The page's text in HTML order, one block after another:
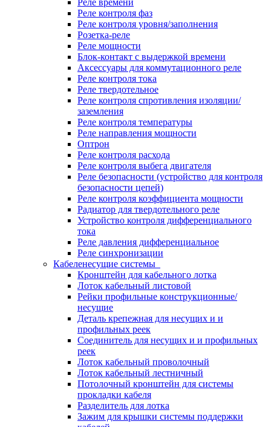
Реле времени
Реле контроля фаз
Реле контроля уровня/заполнения
Розетка-реле
Реле мощности
Блок-контакт с выдержкой времени
Аксессуары для коммутационного реле
Реле контроля тока
Реле твердотельное
Реле контроля спротивления изоляции/
заземления
Реле контроля температуры
Реле направления мощности
Оптрон
Реле контроля расхода
Реле контроля выбега двигателя
Реле безопасности (устройство для контроля
безопасности цепей)
Реле контроля коэффициента мощности
Радиатор для твердотельного реле
Устройство контроля дифференциального
тока
Реле давления дифференциальное
Реле синхронизации
Кабеленесущие системы
Кронштейн для кабельного лотка
Лоток кабельный листовой
Рейки профильные конструкционные/
несущие
Деталь крепежная для несущих и и
профильных реек
Соединитель для несущих и и профильных
реек
Лоток кабельный проволочный
Лоток кабельный лестничный
Потолочный кронштейн для системы
прокладки кабеля
Разделитель для лотка
Зажим для крышки системы поддержки